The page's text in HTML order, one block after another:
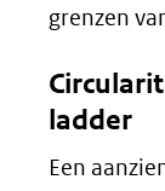
grenzen
ladder
Een